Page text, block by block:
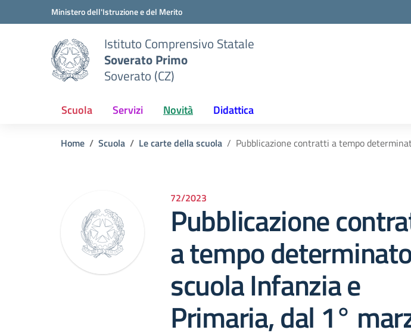
Vai ai contenuti
Vai al menu di navigazioneMinistero dell'Istruzione e del Merito
Istituto Comprensivo Statale
Soverato Primo
Soverato (CZ)
Scuola Servizi Novità Didattica
Home Scuola Le carte della scuola Pubblicazione contratti a tempo
72/2023
Pubblicazione
a tempo
scuola Infanzia e
Primaria, dal 1°